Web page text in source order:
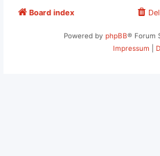
Board index
Powered by phpBB® Forum
Impressum